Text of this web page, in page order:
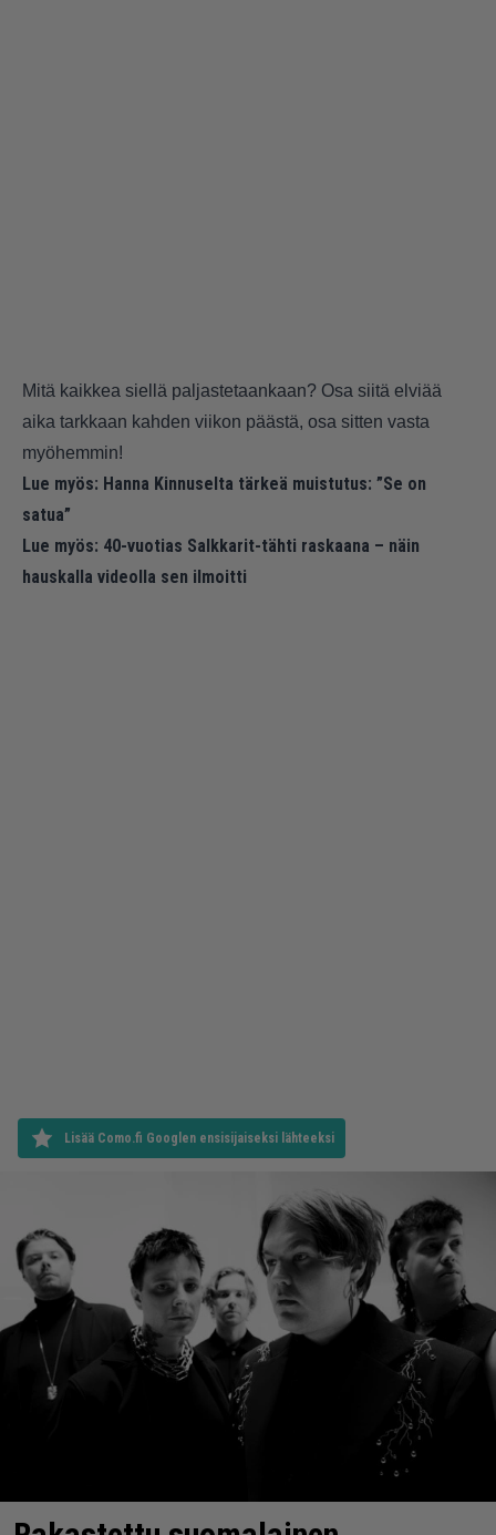
Mitä kaikkea siellä paljastetaankaan? Osa siitä elviää
aika tarkkaan kahden viikon päästä, osa sitten vasta
myöhemmin!
Lue myös: Hanna Kinnuselta tärkeä muistutus: ”Se on
satua”
Lue myös: 40-vuotias Salkkarit-tähti raskaana – näin
hauskalla videolla sen ilmoitti
Lisää Como.fi Googlen ensisijaiseksi lähteeksi